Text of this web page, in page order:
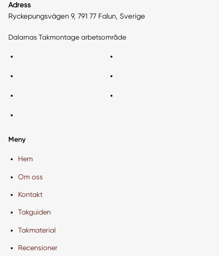
Adress
Ryckepungsvägen 9, 791 77 Falun, Sverige
Dalarnas Takmontage arbetsområde
Meny
Hem
Om oss
Kontakt
Takguiden
Takmaterial
Recensioner